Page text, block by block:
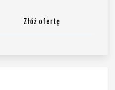
Złóż ofertę